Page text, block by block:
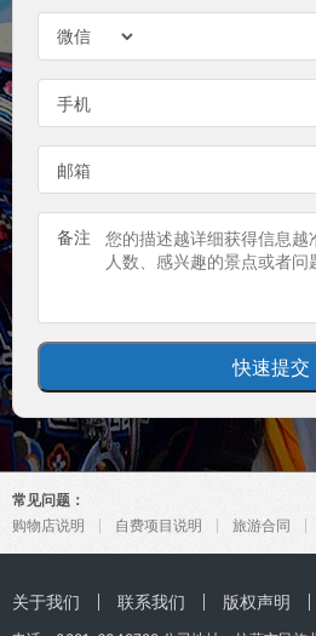
手机
邮箱
备注
常见问题：
购物店说明
自费项目说明 旅游合同
关于我们 联系我们 版权声明